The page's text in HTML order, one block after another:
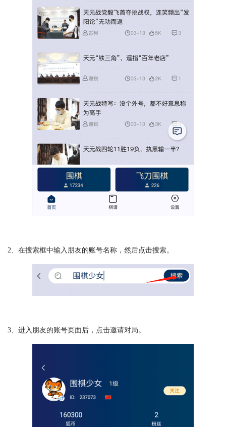
2、在搜索框中输入朋友的账号名称，然后点击搜索。
3、进入朋友的账号页面后，点击邀请对局。